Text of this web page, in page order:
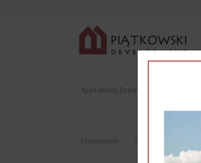
Apartamenty Dojnowska
Finansowanie Zaproponuj cenę